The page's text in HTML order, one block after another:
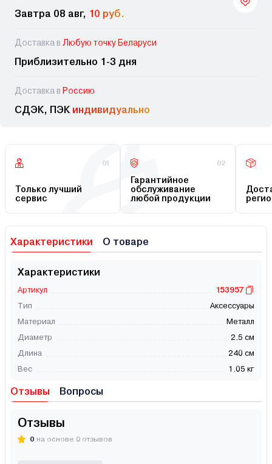
Завтра 08 авг, 10 руб.
Доставка в Любую точку Беларуси
Приблизительно 1-3 дня
Доставка в Россию
СДЭК, ПЭК индивидуально
01
Только лучший
сервис
02
Гарантийное
обслуживание
любой продукции
Характеристики О товаре
Характеристики
Артикул
153957
Тип
Аксессуары
Материал
Металл
Диаметр
2.5 см
Длина
240 см
Вес
1.05 кг
Отзывы Вопросы
Отзывы
0 на основе 0 отзывов